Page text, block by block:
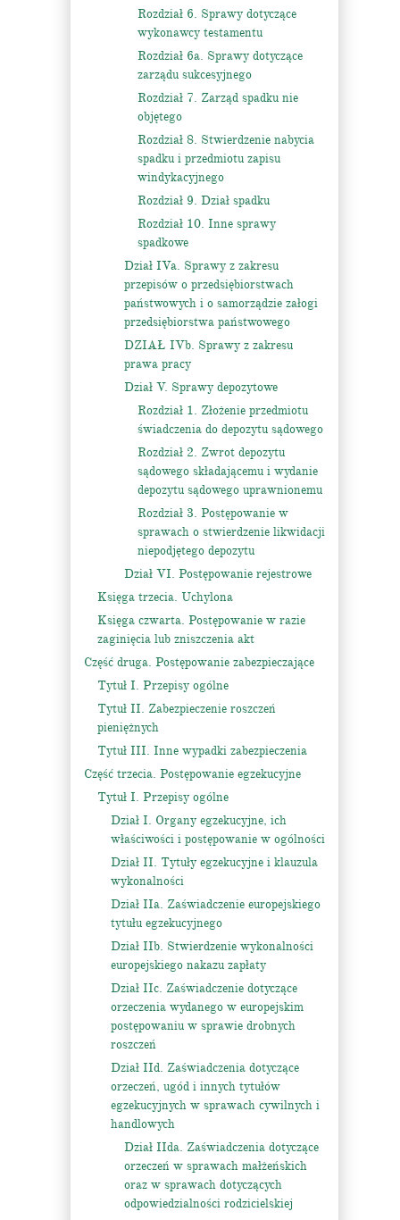
Rozdział 6. Sprawy dotyczące
wykonawcy testamentu
Rozdział 6a. Sprawy dotyczące
zarządu sukcesyjnego
Rozdział 7. Zarząd spadku nie
objętego
Rozdział 8. Stwierdzenie nabycia
spadku i przedmiotu zapisu
windykacyjnego
Rozdział 9. Dział spadku
Rozdział 10. Inne sprawy
spadkowe
Dział IVa. Sprawy z zakresu
przepisów o przedsiębiorstwach
państwowych i o samorządzie załogi
przedsiębiorstwa państwowego
DZIAŁ IVb. Sprawy z zakresu
prawa pracy
Dział V. Sprawy depozytowe
Rozdział 1. Złożenie przedmiotu
świadczenia do depozytu sądowego
Rozdział 2. Zwrot depozytu
sądowego składającemu i wydanie
depozytu sądowego uprawnionemu
Rozdział 3. Postępowanie w
sprawach o stwierdzenie likwidacji
niepodjętego depozytu
Dział VI. Postępowanie rejestrowe
Księga trzecia. Uchylona
Księga czwarta. Postępowanie w razie
zaginięcia lub zniszczenia akt
Część druga. Postępowanie zabezpieczające
Tytuł I. Przepisy ogólne
Tytuł II. Zabezpieczenie roszczeń
pieniężnych
Tytuł III. Inne wypadki zabezpieczenia
Część trzecia. Postępowanie egzekucyjne
Tytuł I. Przepisy ogólne
Dział I. Organy egzekucyjne, ich
właściwości i postępowanie w ogólności
Dział II. Tytuły egzekucyjne i klauzula
wykonalności
Dział IIa. Zaświadczenie europejskiego
tytułu egzekucyjnego
Dział IIb. Stwierdzenie wykonalności
europejskiego nakazu zapłaty
Dział IIc. Zaświadczenie dotyczące
orzeczenia wydanego w europejskim
postępowaniu w sprawie drobnych
roszczeń
Dział IId. Zaświadczenia dotyczące
orzeczeń, ugód i innych tytułów
egzekucyjnych w sprawach cywilnych i
handlowych
Dział IIda. Zaświadczenia dotyczące
orzeczeń w sprawach małżeńskich
oraz w sprawach dotyczących
odpowiedzialności rodzicielskiej